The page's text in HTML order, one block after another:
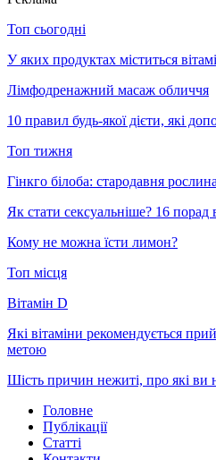
Топ сьогодні
У яких продуктах міститься
Лімфодренажний масаж обличчя
10 правил будь-якої дієти, які
Топ тижня
Гінкго білоба: стародавня
Як стати сексуальніше? 16 порад
Кому не можна їсти лимон?
Топ місця
Вітамін D
Які вітаміни рекомендується
метою
Шість причин нежиті, про які ви
Головне
Публікації
Статті